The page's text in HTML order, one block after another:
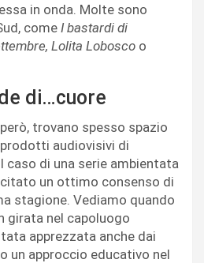
in onda. Molte sono
comeI bastardi di
Lolita Lobosco o
di…cuore
trovano spesso spazio
audiovisivi di
caso di una serie ambientata
un ottimo consenso di
stagione. Vediamo quando
girata nel capoluogo
apprezzata anche dai
un approccio educativo nel